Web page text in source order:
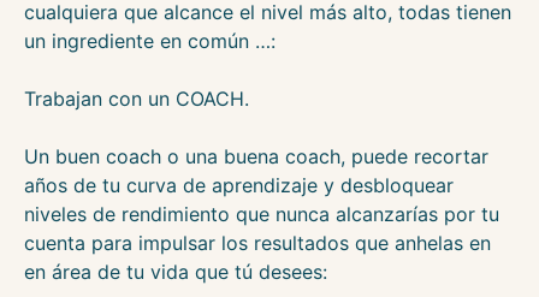
cualquiera que alcance el nivel más alto, todas tienen
un ingrediente en común …:
Trabajan con un COACH.
Un buen coach o una buena coach, puede recortar
años de tu curva de aprendizaje y desbloquear
niveles de rendimiento que nunca alcanzarías por tu
cuenta para impulsar los resultados que anhelas en
en área de tu vida que tú desees: